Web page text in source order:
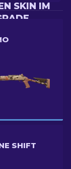
SKIN IM
SHIFT